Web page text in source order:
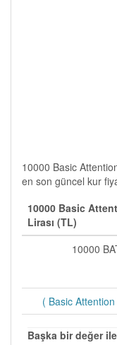
10000 Basic
en son güncel kur
10000 Basic
Lirası (TL)
10000
( Basic
Başka bir değer